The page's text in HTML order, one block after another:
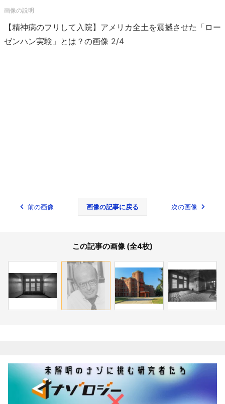
【精神病のフリして入院】アメリカ全土を震撼させた「ロー
ゼンハン実験」とは？の画像 2/4
前の画像 画像の記事に戻る 次の画像
この記事の画像 (全4枚)